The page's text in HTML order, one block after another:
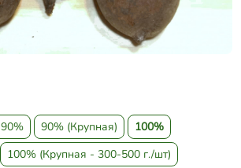
90% 90% (Крупная)
100%
100% (Крупная - 300-500 г./шт)